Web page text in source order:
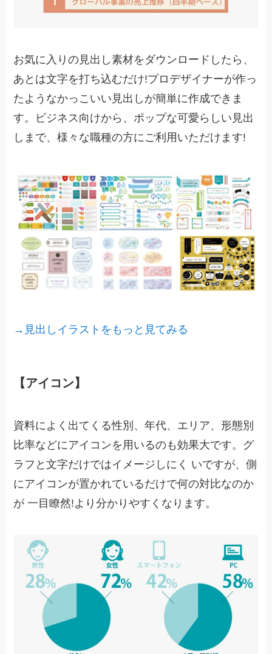
お気に入りの見出し素材をダウンロードしたら、
あとは文字を打ち込むだけ!プロデザイナーが作っ
たようなかっこいい見出しが簡単に作成できま
す。ビジネス向けから、ポップな可愛らしい見出
しまで、様々な職種の方にご利用いただけます!
→見出しイラストをもっと見てみる
【アイコン】
資料によく出てくる性別、年代、エリア、形態別
比率などにアイコンを用いるのも効果大です。グ
ラフと文字だけではイメージしにく いですが、側
にアイコンが置かれているだけで何の対比なのか
が 一目瞭然!より分かりやすくなります。